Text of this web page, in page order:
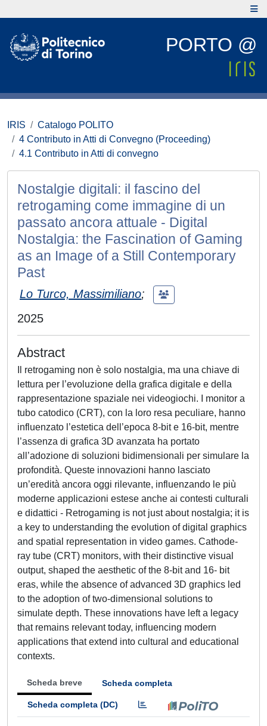
PORTO @
IRIS
Catalogo POLITO
4 Contributo in Atti di Convegno (Proceeding)
4.1 Contributo in Atti di convegno
Nostalgie digitali: il fascino del
retrogaming come immagine di un
passato ancora attuale - Digital
Nostalgia: the Fascination of Gaming
as an Image of a Still Contemporary
Past
Lo Turco, Massimiliano;
2025
Abstract
Il retrogaming non è solo nostalgia, ma una chiave di
lettura per l’evoluzione della grafica digitale e della
rappresentazione spaziale nei videogiochi. I monitor a
tubo catodico (CRT), con la loro resa peculiare, hanno
influenzato l’estetica dell’epoca 8-bit e 16-bit, mentre
l’assenza di grafica 3D avanzata ha portato
all’adozione di soluzioni bidimensionali per simulare la
profondità. Queste innovazioni hanno lasciato
un’eredità ancora oggi rilevante, influenzando le più
moderne applicazioni estese anche ai contesti culturali
e didattici - Retrogaming is not just about nostalgia; it is
a key to understanding the evolution of digital graphics
and spatial representation in video games. Cathode-
ray tube (CRT) monitors, with their distinctive visual
output, shaped the aesthetic of the 8-bit and 16- bit
eras, while the absence of advanced 3D graphics led
to the adoption of two-dimensional solutions to
simulate depth. These innovations have left a legacy
that remains relevant today, influencing modern
applications that extend into cultural and educational
contexts.
Scheda breve Scheda completa
Scheda completa (DC)